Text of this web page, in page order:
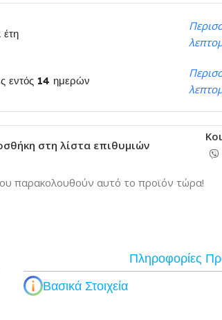
εντός 14 ημερών
στη λίστα επιθυμιών
παρακολουθούν αυτό το προϊόν τώρα!
Πληροφορίες
Βασικά Στοιχεία